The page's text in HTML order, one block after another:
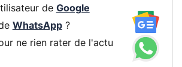
de Google
WhatsApp?
ne rien rater de l'actu